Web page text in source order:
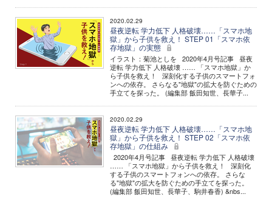
2020.02.29
昼夜逆転 学力低下 人格破壊……「スマホ地
獄」から子供を救え！ STEP 01「スマホ依
存地獄」の実態
イラスト：菊池としを 2020年4月号記事 昼夜
逆転 学力低下 人格破壊 …… 「スマホ地獄」か
ら子供を救え！ 深刻化する子供のスマートフォ
ンへの依存。 さらなる"地獄"の拡大を防ぐための
手立てを探った。 (編集部 飯田知世、長華子...
2020.02.29
昼夜逆転 学力低下 人格破壊……「スマホ地
獄」から子供を救え！ STEP 02「スマホ依
存地獄」の仕組み
2020年4月号記事 昼夜逆転 学力低下 人格破壊
…… 「スマホ地獄」から子供を救え！ 深刻化
する子供のスマートフォンへの依存。 さらな
る"地獄"の拡大を防ぐための手立てを探った。
(編集部 飯田知世、長華子、駒井春香) &nbs...